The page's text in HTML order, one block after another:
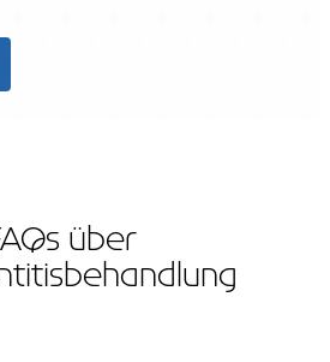
über